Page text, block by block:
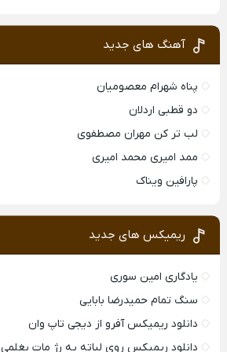
آهنگ های جدید
پناه شهرام معصومیان
دو قطبی اردلان
لب تر کن مهران مصطفوی
ممد امیری محمد امیری
پارافین ویناک
ریمیکس های جدید
یادگاری امین سوری
سنگ تمام حمیدرضا بابایی
دانلود ریمیکس آفرو از ديجی تاپ وان
دانلود ریمیکس روی لباته یه رژ مات بغلمی